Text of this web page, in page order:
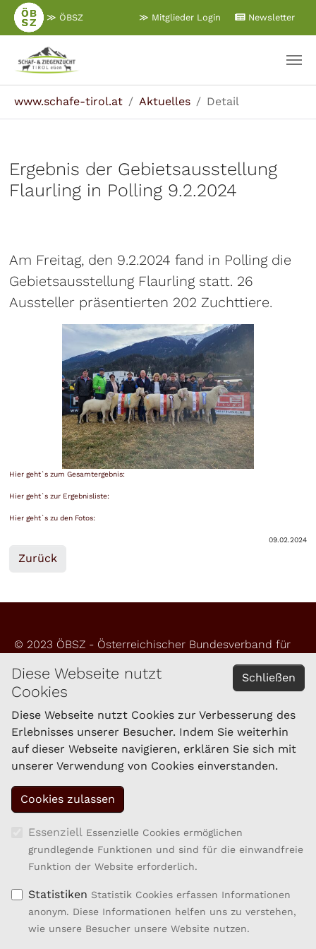
Schließen
Diese Webseite nutzt
Cookies
Diese Webseite nutzt Cookies zur Verbesserung des
Erlebnisses unserer Besucher. Indem Sie weiterhin
auf dieser Webseite navigieren, erklären Sie sich mit
unserer Verwendung von Cookies einverstanden.
Essenziell Essenzielle Cookies ermöglichen
grundlegende Funktionen und sind für die einwandfreie
Funktion der Website erforderlich.
Statistiken Statistik Cookies erfassen Informationen
anonym. Diese Informationen helfen uns zu verstehen,
wie unsere Besucher unsere Website nutzen.
Zum
Hauptinhalt
≫ ÖBSZ Newsletter
≫ Mitglieder Login
www.schafe-tirol.at Aktuelles Detail
Ergebnis der Gebietsausstellung
Flaurling in Polling 9.2.2024
Am Freitag, den 9.2.2024 fand in Polling die
Gebietsausstellung Flaurling statt. 26
Aussteller präsentierten 202 Zuchttiere.
Hier geht`s zum Gesamtergebnis:
Hier geht`s zur Ergebnisliste:
Hier geht`s zu den Fotos:
09.02.2024
Zurück
© 2023 ÖBSZ - Österreichischer Bundesverband für
Impressum
KONTAKT
Schaf- und Ziegenzucht Tirol eGen
Brixner Straße 1
6020 Innsbruck
Tel.: 059/292-1861
Fax: 059/292-1869
kompetenzzentrum.sz@lk-tirol.at